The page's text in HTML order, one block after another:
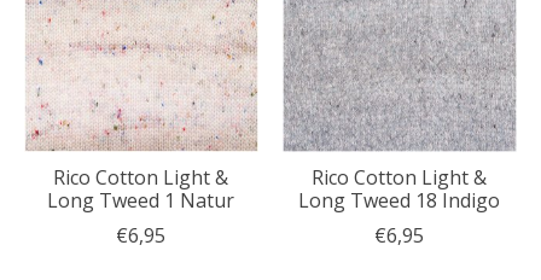
Rico Cotton Light &
Long Tweed 1 Natur
€6,95
Rico Cotton Light &
Long Tweed 18 Indigo
€6,95